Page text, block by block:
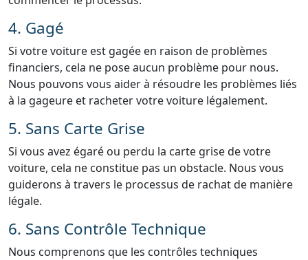
4. Gagé
Si votre voiture est gagée en raison de problèmes
financiers, cela ne pose aucun problème pour nous.
Nous pouvons vous aider à résoudre les problèmes liés
à la gageure et racheter votre voiture légalement.
5. Sans Carte Grise
Si vous avez égaré ou perdu la carte grise de votre
voiture, cela ne constitue pas un obstacle. Nous vous
guiderons à travers le processus de rachat de manière
légale.
6. Sans Contrôle Technique
Nous comprenons que les contrôles techniques